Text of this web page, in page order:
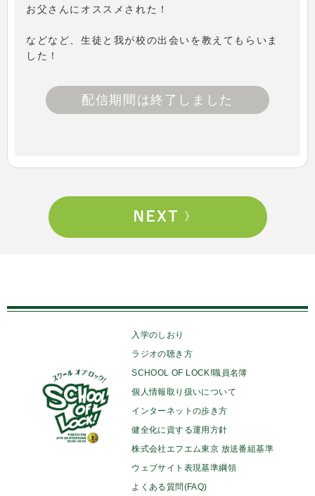
お父さんにオススメされた！
などなど、生徒と我が校の出会いを教えてもらいま
した！
配信期間は終了しました
入学のしおり
ラジオの聴き方
SCHOOL OF LOCK!職員名簿
個人情報取り扱いについて
インターネットの歩き方
健全化に資する運用方針
株式会社エフエム東京 放送番組基準
ウェブサイト表現基準綱領
よくある質問(FAQ)